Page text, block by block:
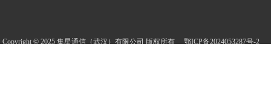
Copyright © 2025 集星通信（武汉）有限公司 版权所有 鄂ICP备2024053287号-2